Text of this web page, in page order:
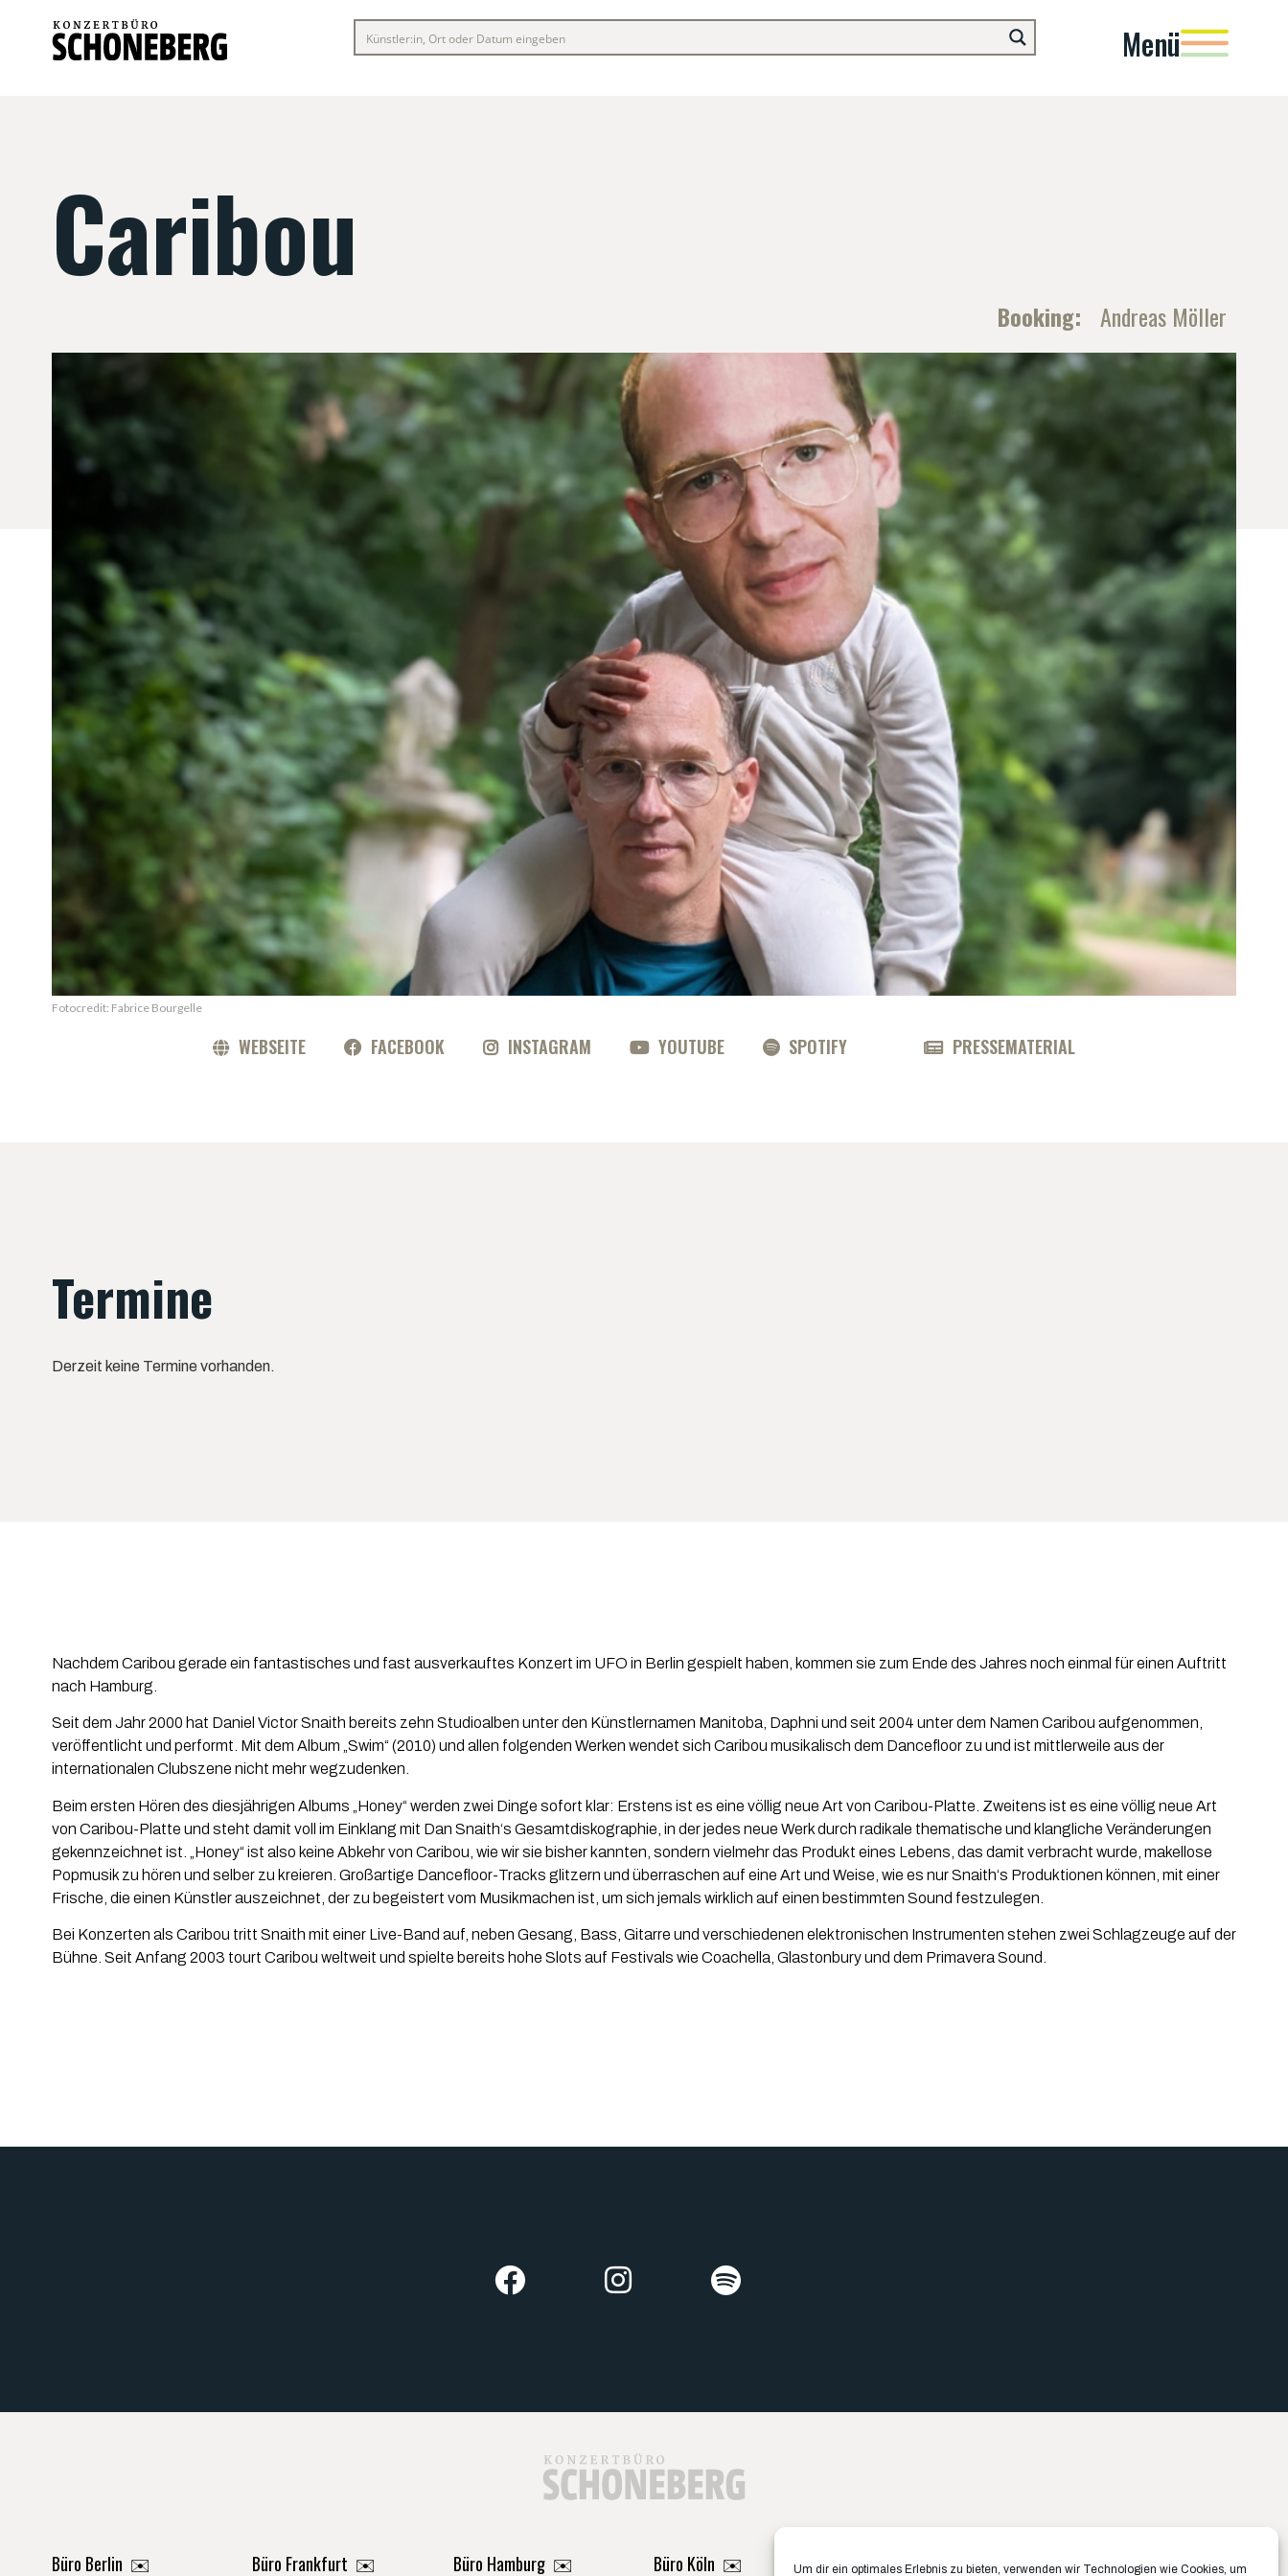
Um dir ein optimales Erlebnis zu bieten, verwenden wir Technologien wie Cookies, um
Menü
Caribou
Booking: Andreas Möller
Fotocredit: Fabrice Bourgelle
WEBSEITE FACEBOOK INSTAGRAM YOUTUBE SPOTIFY PRESSEMATERIAL
Termine
Derzeit keine Termine vorhanden.
Nachdem Caribou gerade ein fantastisches und fast ausverkauftes Konzert im UFO in Berlin gespielt haben, kommen sie zum Ende des Jahres noch einmal für einen Auftritt
nach Hamburg.
Seit dem Jahr 2000 hat Daniel Victor Snaith bereits zehn Studioalben unter den Künstlernamen Manitoba, Daphni und seit 2004 unter dem Namen Caribou aufgenommen,
veröffentlicht und performt. Mit dem Album „Swim“ (2010) und allen folgenden Werken wendet sich Caribou musikalisch dem Dancefloor zu und ist mittlerweile aus der
internationalen Clubszene nicht mehr wegzudenken.
Beim ersten Hören des diesjährigen Albums „Honey“ werden zwei Dinge sofort klar: Erstens ist es eine völlig neue Art von Caribou-Platte. Zweitens ist es eine völlig neue Art
von Caribou-Platte und steht damit voll im Einklang mit Dan Snaith‘s Gesamtdiskographie, in der jedes neue Werk durch radikale thematische und klangliche Veränderungen
gekennzeichnet ist. „Honey“ ist also keine Abkehr von Caribou, wie wir sie bisher kannten, sondern vielmehr das Produkt eines Lebens, das damit verbracht wurde, makellose
Popmusik zu hören und selber zu kreieren. Großartige Dancefloor-Tracks glitzern und überraschen auf eine Art und Weise, wie es nur Snaith‘s Produktionen können, mit einer
Frische, die einen Künstler auszeichnet, der zu begeistert vom Musikmachen ist, um sich jemals wirklich auf einen bestimmten Sound festzulegen.
Bei Konzerten als Caribou tritt Snaith mit einer Live-Band auf, neben Gesang, Bass, Gitarre und verschiedenen elektronischen Instrumenten stehen zwei Schlagzeuge auf der
Bühne. Seit Anfang 2003 tourt Caribou weltweit und spielte bereits hohe Slots auf Festivals wie Coachella, Glastonbury und dem Primavera Sound.
Büro Berlin ✉️ Büro Frankfurt ✉️ Büro Hamburg ✉️ Büro Köln ✉️ Büro München ✉️ Büro Münster ✉️